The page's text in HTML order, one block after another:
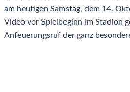
am heutigen Samstag, dem 14.
Video vor Spielbeginn im Stadion
Anfeuerungsruf der ganz